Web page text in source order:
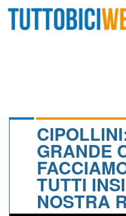
CALENDARIO
ALBI D'ORO
GRANDE
TUTTI
NOSTRA